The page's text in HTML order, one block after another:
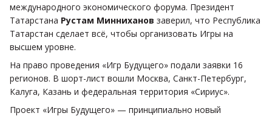
международного экономического форума. Президент
Татарстана Рустам Минниханов заверил, что Республика
Татарстан сделает всё, чтобы организовать Игры на
высшем уровне.
На право проведения «Игр Будущего» подали заявки 16
регионов. В шорт-лист вошли Москва, Санкт-Петербург,
Калуга, Казань и федеральная территория «Сириус».
Проект «Игры Будущего» — принципиально новый